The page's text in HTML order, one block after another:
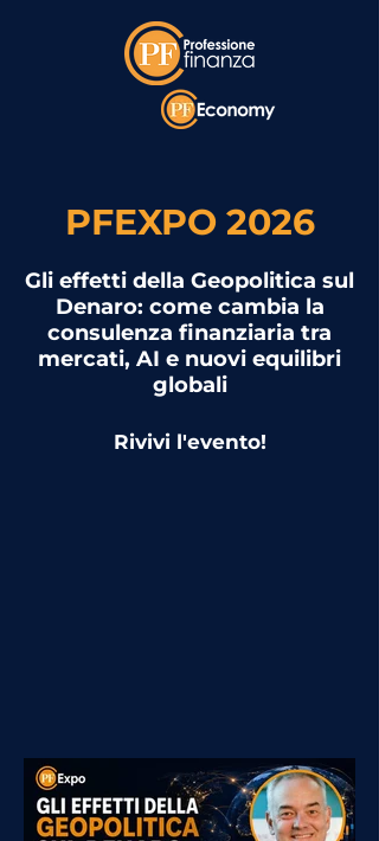
PFEXPO 2026
Gli effetti della Geopolitica sul
Denaro: come cambia la
consulenza finanziaria tra
mercati, AI e nuovi equilibri
globali
Rivivi l'evento!